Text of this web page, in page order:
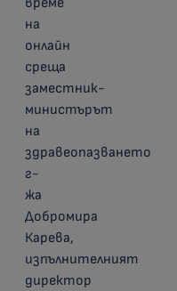
на
онлайн
среща
заместник-
министърът
на
здравеопазването
г-
жа
Добромира
Карева,
изпълнителният
директор